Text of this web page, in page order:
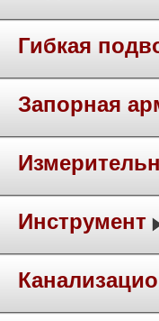
Гибкая
Запорная
Инструмент